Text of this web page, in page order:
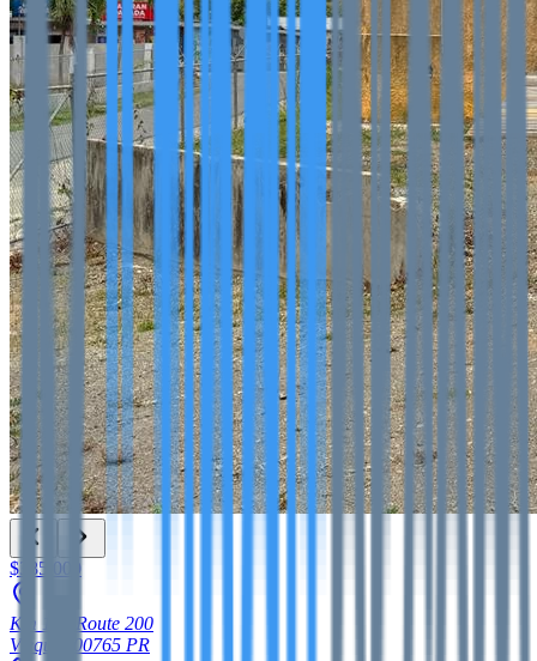
$385,000
Km 1.6, Route 200
Vieques
00765 PR